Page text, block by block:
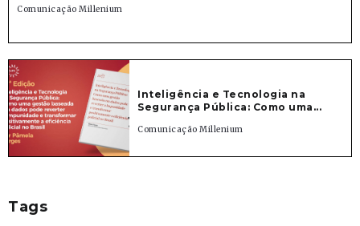
Comunicação Millenium
Inteligência e Tecnologia na
Segurança Pública: Como uma...
Comunicação Millenium
Tags